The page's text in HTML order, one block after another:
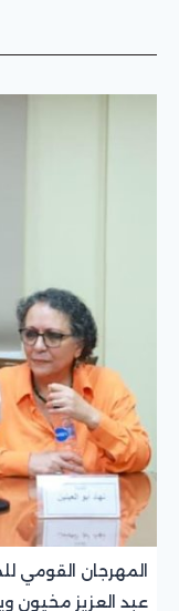
المهرجان القومي
عبد العزيز مخيون